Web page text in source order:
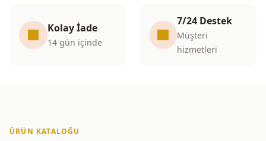
Kolay İade
14 gün içinde
7/24 Destek
Müşteri
hizmetleri
ÜRÜN KATALOĞU